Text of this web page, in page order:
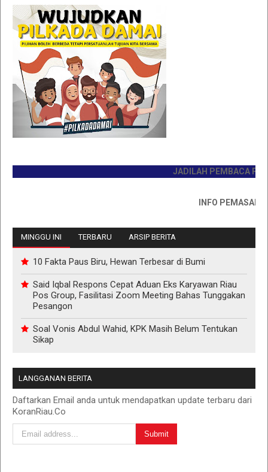
JADILAH PEMBACA
INFO PEMASANGAN
MINGGU INI TERBARU ARSIP BERITA
10 Fakta Paus Biru, Hewan Terbesar di Bumi
Said Iqbal Respons Cepat Aduan Eks Karyawan Riau
Pos Group, Fasilitasi Zoom Meeting Bahas Tunggakan
Pesangon
Soal Vonis Abdul Wahid, KPK Masih Belum Tentukan
Sikap
LANGGANAN BERITA
Daftarkan Email anda untuk mendapatkan update terbaru dari
KoranRiau.Co